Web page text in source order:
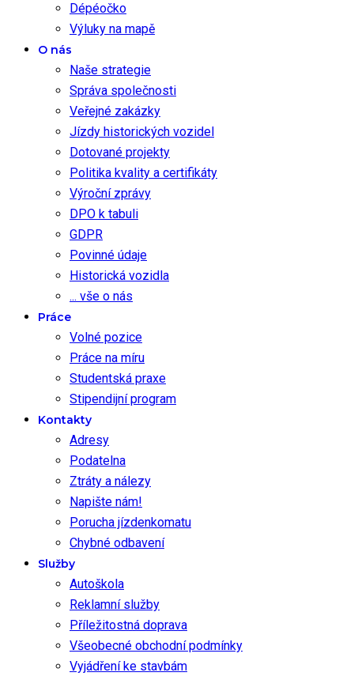
Dépéočko
Výluky na mapě
O nás
Naše strategie
Správa společnosti
Veřejné zakázky
Jízdy historických vozidel
Dotované projekty
Politika kvality a certifikáty
Výroční zprávy
DPO k tabuli
GDPR
Povinné údaje
Historická vozidla
... vše o nás
Práce
Volné pozice
Práce na míru
Studentská praxe
Stipendijní program
Kontakty
Adresy
Podatelna
Ztráty a nálezy
Napište nám!
Porucha jízdenkomatu
Chybné odbavení
Služby
Autoškola
Reklamní služby
Příležitostná doprava
Všeobecné obchodní podmínky
Vyjádření ke stavbám